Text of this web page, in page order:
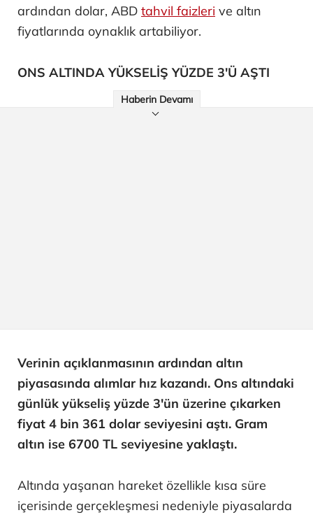
ardından dolar, ABD tahvil faizleri ve altın
fiyatlarında oynaklık artabiliyor.
ONS ALTINDA YÜKSELİŞ YÜZDE 3'Ü AŞTI
Haberin Devamı
Verinin açıklanmasının ardından altın
piyasasında alımlar hız kazandı. Ons altındaki
günlük yükseliş yüzde 3'ün üzerine çıkarken
fiyat 4 bin 361 dolar seviyesini aştı. Gram
altın ise 6700 TL seviyesine yaklaştı.
Altında yaşanan hareket özellikle kısa süre
içerisinde gerçekleşmesi nedeniyle piyasalarda